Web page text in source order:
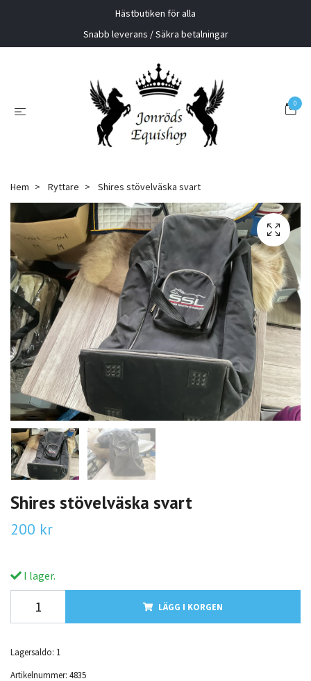
Hästbutiken för alla
Snabb leverans / Säkra betalningar
0
Hem Ryttare Shires stövelväska svart
Shires stövelväska svart
200 kr
I lager.
LÄGG I KORGEN
Lagersaldo: 1
Artikelnummer: 4835